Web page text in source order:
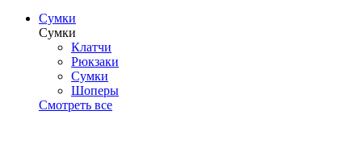
Сумки
Сумки
Клатчи
Рюкзаки
Сумки
Шоперы
Смотреть все